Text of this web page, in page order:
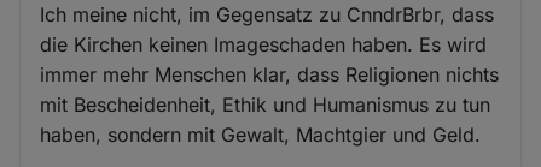
Ich meine nicht, im Gegensatz zu CnndrBrbr, dass
die Kirchen keinen Imageschaden haben. Es wird
immer mehr Menschen klar, dass Religionen nichts
mit Bescheidenheit, Ethik und Humanismus zu tun
haben, sondern mit Gewalt, Machtgier und Geld.